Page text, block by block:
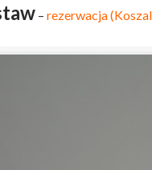
– rezerwacja